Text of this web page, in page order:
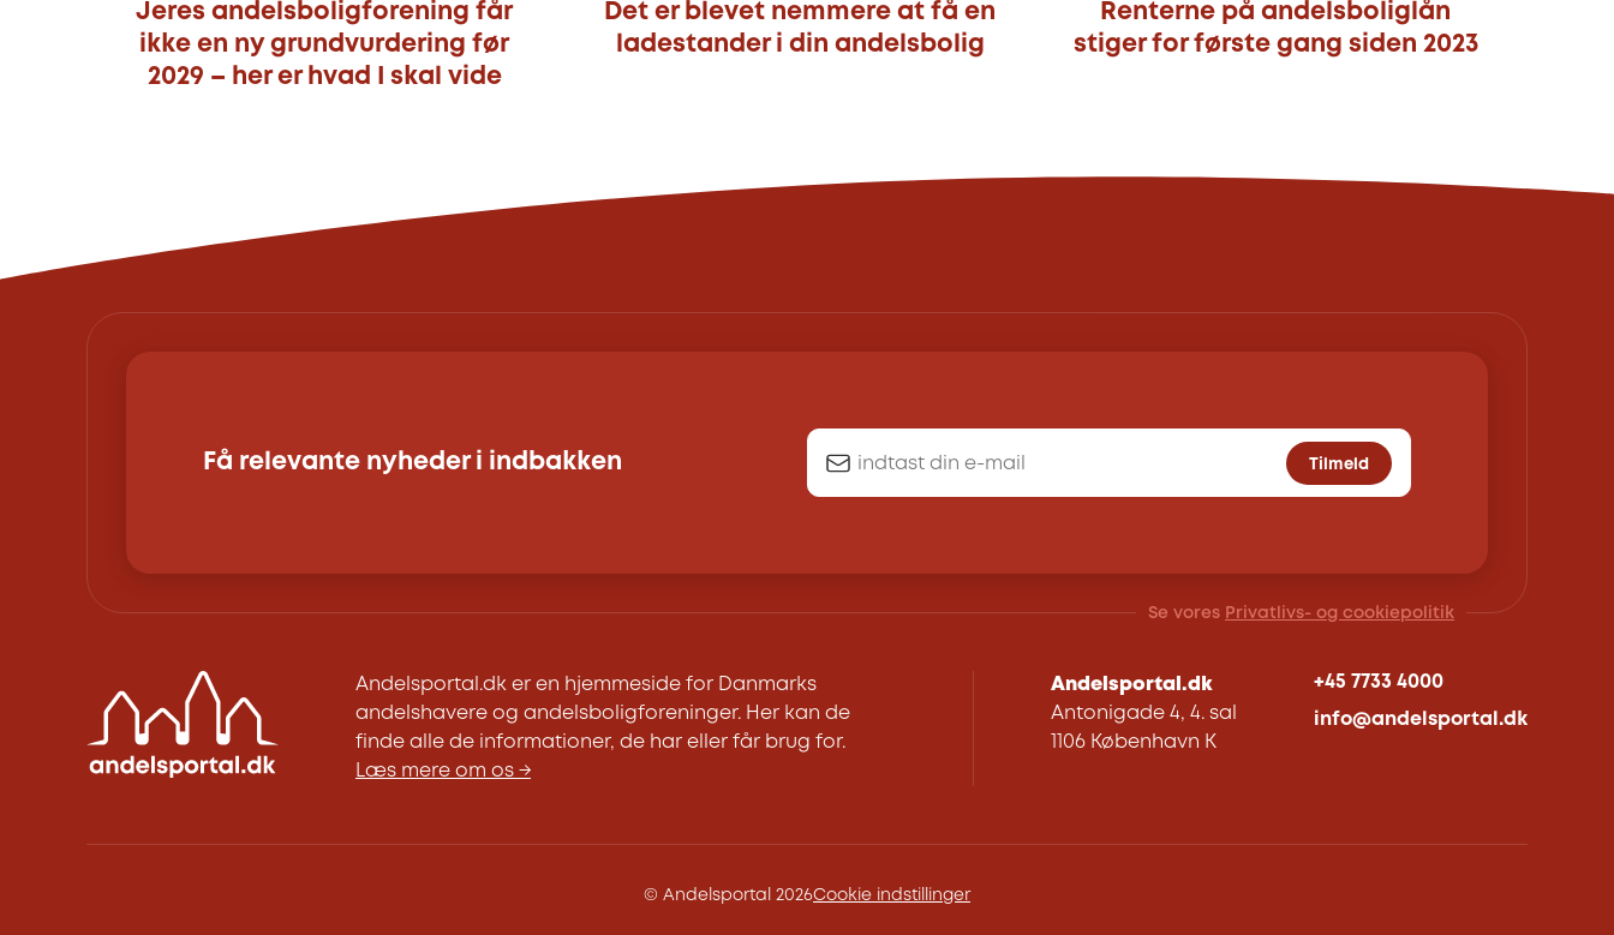
Jeres andelsboligforening får
ikke en ny grundvurdering før
2029 – her er hvad I skal vide
Det er blevet nemmere at få en
ladestander i din andelsbolig
Renterne på andelsboliglån
stiger for første gang siden 2023
Få relevante nyheder i indbakken Tilmeld
Se vores Privatlivs- og cookiepolitik
Andelsportal.dk er en hjemmeside for Danmarks
andelshavere og andelsboligforeninger. Her kan de
finde alle de informationer, de har eller får brug for.
Læs mere om os →
Andelsportal.dk
Antonigade 4, 4. sal
1106 København K
+45 7733 4000
info@andelsportal.dk
© Andelsportal 2026Cookie indstillinger